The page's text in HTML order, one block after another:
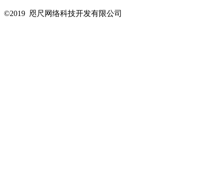
©2019 咫尺网络科技开发有限公司